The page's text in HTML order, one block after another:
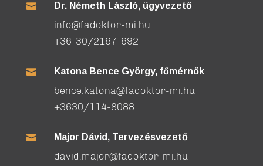
 Dr. Németh László, ügyvezető
info@fadoktor-mi.hu
+36-30/2167-692
 Katona Bence György, főmérnök
bence.katona@fadoktor-mi.hu
+3630/114-8088
 Major Dávid, Tervezésvezető
david.major@fadoktor-mi.hu